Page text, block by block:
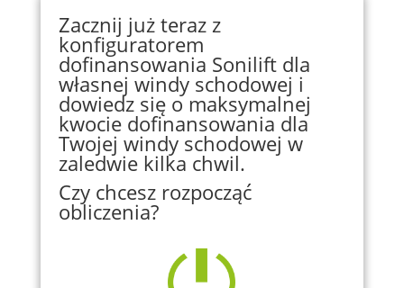
Zacznij już teraz z
konfiguratorem
dofinansowania Sonilift dla
własnej windy schodowej i
dowiedz się o maksymalnej
kwocie dofinansowania dla
Twojej windy schodowej w
zaledwie kilka chwil.
Czy chcesz rozpocząć
obliczenia?